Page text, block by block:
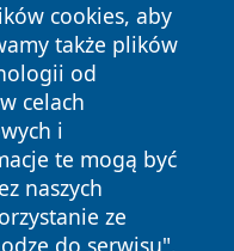
cookies, aby
także plików
od
celach
i
te mogą być
naszych
ze
do serwisu",
prawa